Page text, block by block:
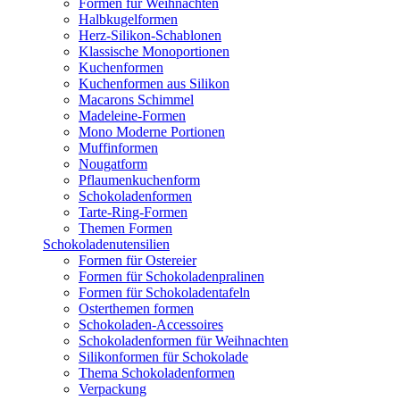
Formen für Weihnachten
Halbkugelformen
Herz-Silikon-Schablonen
Klassische Monoportionen
Kuchenformen
Kuchenformen aus Silikon
Macarons Schimmel
Madeleine-Formen
Mono Moderne Portionen
Muffinformen
Nougatform
Pflaumenkuchenform
Schokoladenformen
Tarte-Ring-Formen
Themen Formen
Schokoladenutensilien
Formen für Ostereier
Formen für Schokoladenpralinen
Formen für Schokoladentafeln
Osterthemen formen
Schokoladen-Accessoires
Schokoladenformen für Weihnachten
Silikonformen für Schokolade
Thema Schokoladenformen
Verpackung